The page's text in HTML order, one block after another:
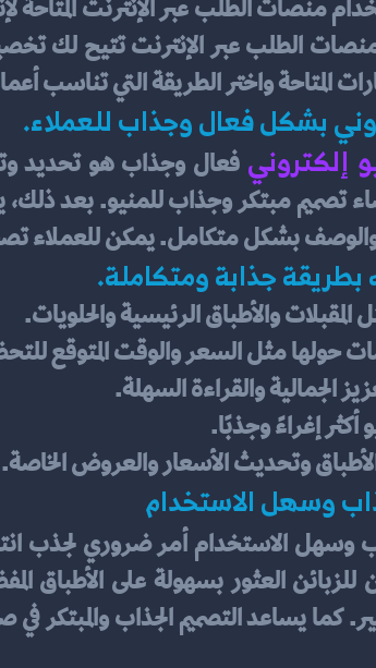
المتاحة واختر الطريقة التي تناسب
بشكل فعال وجذاب للعملاء.
إلكتروني
بشكل متكامل. يمكن للعملاء
جذابة ومتكاملة.
والأطباق الرئيسية والحلويات.
حولها مثل السعر والوقت المتوقع
الجمالية والقراءة السهلة.
أكثر إغراءً وجذبًا.
وتحديث الأسعار والعروض الخاصة.
وسهل الاستخدام